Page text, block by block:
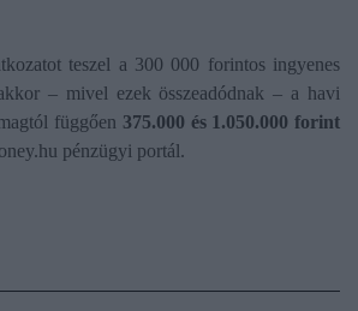
teszel a 300 000 forintos ingyenes
– mivel ezek összeadódnak – a havi
függően 375.000 és 1.050.000 forint
pénzügyi portál.